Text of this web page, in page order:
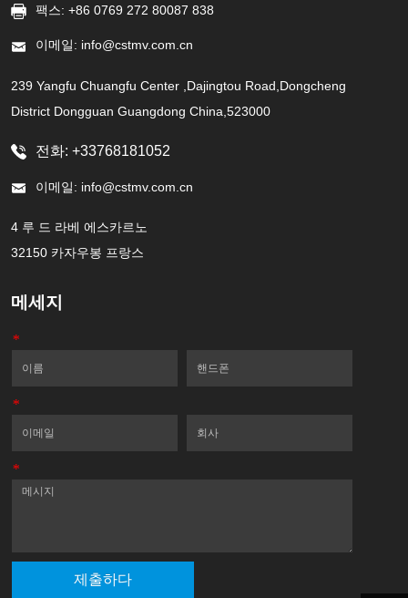
팩스: +86 0769 272 80087 838
이메일: info@cstmv.com.cn
239 Yangfu Chuangfu Center ,Dajingtou Road,Dongcheng
District Dongguan Guangdong China,523000
전화: +33768181052
이메일: info@cstmv.com.cn
4 루 드 라베 에스카르노
32150 카자우봉 프랑스
메세지
*이름
*이메일
*메세지
제출하다